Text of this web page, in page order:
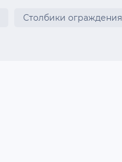
Столбики ограждения